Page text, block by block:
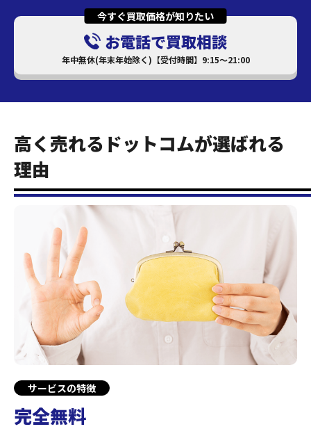
今すぐ買取価格が知りたい
お電話で買取相談
年中無休(年末年始除く)【受付時間】9:15～21:00
高く売れるドットコムが選ばれる
理由
サービスの特徴
完全無料